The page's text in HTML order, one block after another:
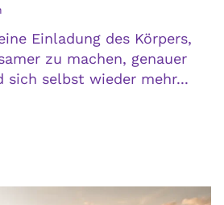
Einladung des Körpers,
zu machen, genauer
sich selbst wieder mehr...